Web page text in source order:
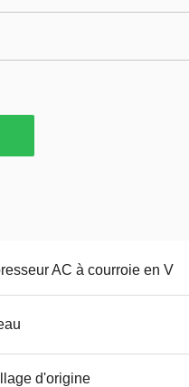
AC à courroie en V
d'origine